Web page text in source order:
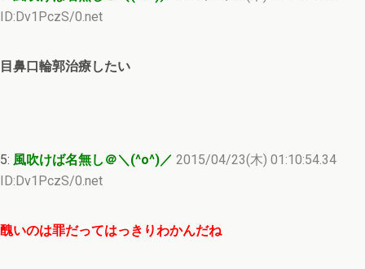
ID:Dv1PczS/0.net
目鼻口輪郭治療したい
5: 風吹けば名無し＠＼(^o^)／ 2015/04/23(木) 01:10:54.34
ID:Dv1PczS/0.net
醜いのは罪だってはっきりわかんだね